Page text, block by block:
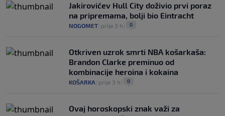
Jakirovićev Hull City doživio prvi poraz
na pripremama, bolji bio Eintracht
NOGOMET prije 3 h 0
Otkriven uzrok smrti NBA košarkaša:
Brandon Clarke preminuo od
kombinacije heroina i kokaina
KOŠARKA prije 3 h 0
Ovaj horoskopski znak važi za